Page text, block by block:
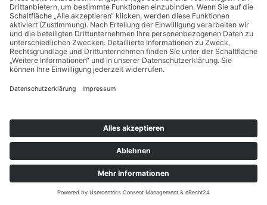
Copyright © 2026 BankingGuide GmbH |Impressum